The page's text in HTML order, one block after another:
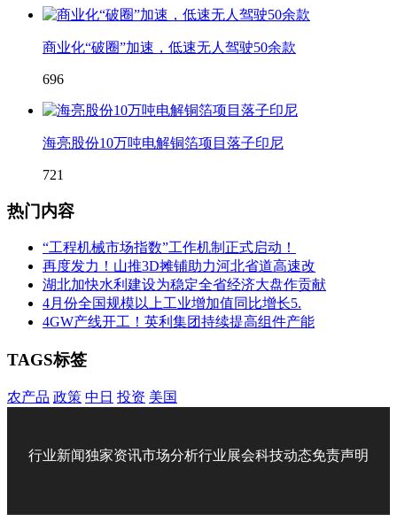
商业化“破圈”加速，低速无人驾驶50余款
696
海亮股份10万吨电解铜箔项目落子印尼
721
热门内容
“工程机械市场指数”工作机制正式启动！
再度发力！山推3D摊铺助力河北省道高速改
湖北加快水利建设为稳定全省经济大盘作贡献
4月份全国规模以上工业增加值同比增长5.
4GW产线开工！英利集团持续提高组件产能
TAGS标签
农产品 政策 中日 投资 美国
行业新闻独家资讯市场分析行业展会科技动态免责声明